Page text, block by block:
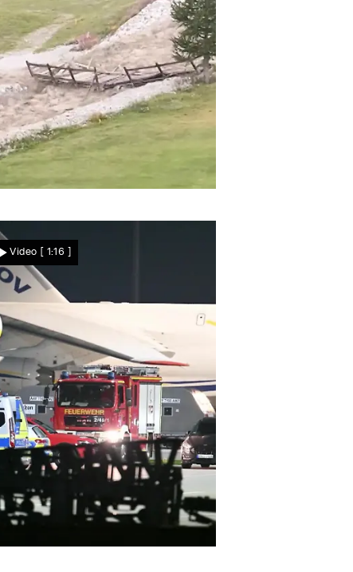
am
Matterhorn! Sturzflut reißt
mit
Video [ 1:16 ]